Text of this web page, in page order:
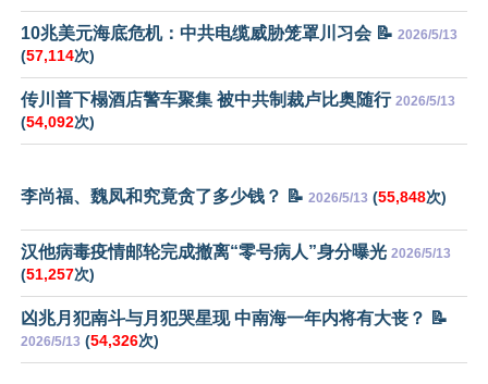
10兆美元海底危机：中共电缆威胁笼罩川习会 📝 2026/5/13
(57,114次)
传川普下榻酒店警车聚集 被中共制裁卢比奥随行 2026/5/13
(54,092次)
李尚福、魏凤和究竟贪了多少钱？ 📝 2026/5/13 (55,848次)
汉他病毒疫情邮轮完成撤离“零号病人”身分曝光 2026/5/13
(51,257次)
凶兆月犯南斗与月犯哭星现 中南海一年内将有大丧？ 📝
2026/5/13 (54,326次)